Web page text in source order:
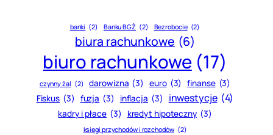
banki (2) Banku BGŻ (2) Bezrobocie (2)
biura rachunkowe (6)
biuro rachunkowe (17)
czynny żal (2) darowizna (3) euro (3) finanse (3)
Fiskus (3) fuzja (3) inflacja (3) inwestycje (4)
kadry i płace (3) kredyt hipoteczny (3)
księgi przychodów i rozchodów (2)